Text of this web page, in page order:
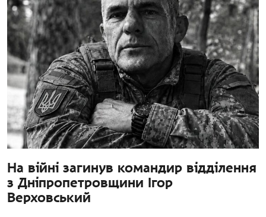
На війні загинув командир відділення
з Дніпропетровщини Ігор
Верховський